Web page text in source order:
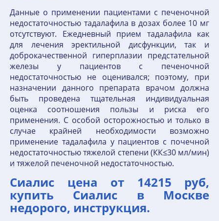
Данные о применении пациентами с печеночной
недостаточностью тадалафила в дозах более 10 мг
отсутствуют. Ежедневный прием тадалафила как
для лечения эректильной дисфункции, так и
доброкачественной гиперплазии предстательной
железы у пациентов с печеночной
недостаточностью не оценивался; поэтому, при
назначении данного препарата врачом должна
быть проведена тщательная индивидуальная
оценка соотношения пользы и риска его
применения. С особой осторожностью и только в
случае крайней необходимости возможно
применение тадалафила у пациентов с почечной
недостаточностью тяжелой степени (КК≤30 мл/мин)
и тяжелой печеночной недостаточностью.
Сиалис цена от 14215 руб,
купить Сиалис в Москве
недорого, инструкция.